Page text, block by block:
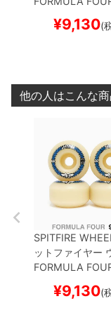
93D CLASSIC
¥9,130(
他の人はこんな
SPITFIRE WHEEL
ットファイヤー
FORMULA
¥9,130(